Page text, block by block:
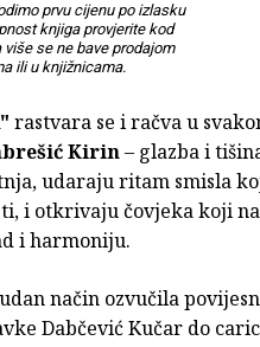
prvu cijenu po izlasku
knjiga provjerite kod
se ne bave prodajom
ili u knjižnicama.
rastvara se i račva u
Kirin– glazba i
udaraju ritam smisla
i otkrivaju čovjeka koji
i harmoniju.
način ozvučila
Dabčević Kučar do